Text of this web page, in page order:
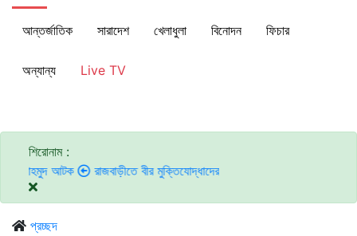
আন্তর্জাতিক সারাদেশ খেলাধুলা বিনোদন ফিচার
অন্যান্য Live TV
শিরোনাম :
রাজবাড়ীতে বীর মুক্তিযোদ্ধাদের জন্য সংরক্ষিত কবরস্থানে দুর্বৃত্তদের আগুন
প্রচ্ছদ